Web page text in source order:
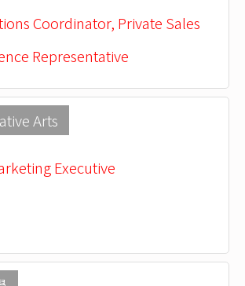
Coordinator, Private Sales
Representative
Arts
Executive